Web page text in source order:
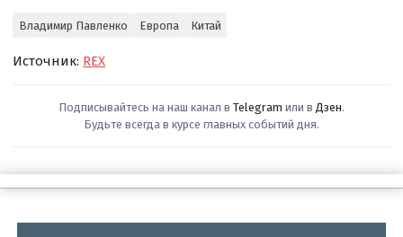
Владимир Павленко Европа Китай
Источник: REX
Подписывайтесь на наш канал в Telegram или в Дзен.
Будьте всегда в курсе главных событий дня.